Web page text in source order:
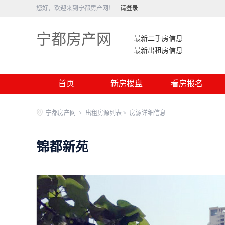
您好，欢迎来到宁都房产网！ 请登录
宁都房产网
最新二手房信息
最新出租房信息
首页 新房楼盘 看房报名
宁都房产网 > 出租房源列表 > 房源详细信息
锦都新苑